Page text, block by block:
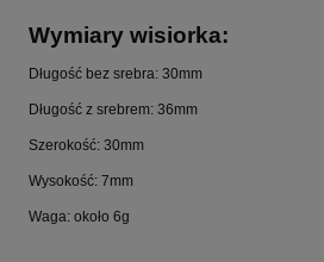
Wymiary wisiorka:
Długość bez srebra: 30mm
Długość z srebrem: 36mm
Szerokość: 30mm
Wysokość: 7mm
Waga: około 6g